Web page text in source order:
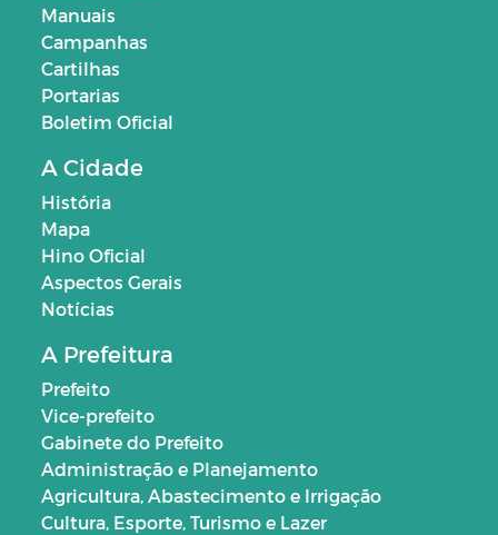
Manuais
Campanhas
Cartilhas
Portarias
Boletim Oficial
A Cidade
História
Mapa
Hino Oficial
Aspectos Gerais
Notícias
A Prefeitura
Prefeito
Vice-prefeito
Gabinete do Prefeito
Administração e Planejamento
Agricultura, Abastecimento e Irrigação
Cultura, Esporte, Turismo e Lazer